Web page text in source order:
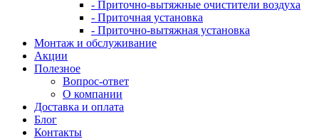
- Приточно-вытяжные очистители воздуха
- Приточная установка
- Приточно-вытяжная установка
Монтаж и обслуживание
Акции
Полезное
Вопрос-ответ
О компании
Доставка и оплата
Блог
Контакты